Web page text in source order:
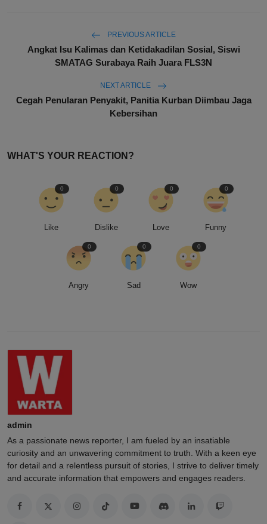
PREVIOUS ARTICLE
Angkat Isu Kalimas dan Ketidakadilan Sosial, Siswi
SMATAG Surabaya Raih Juara FLS3N
NEXT ARTICLE
Cegah Penularan Penyakit, Panitia Kurban Diimbau Jaga
Kebersihan
WHAT'S YOUR REACTION?
Like
0
Dislike
0
Love
0
Funny
0
Angry
0
Sad
0
Wow
0
admin
As a passionate news reporter, I am fueled by an insatiable
curiosity and an unwavering commitment to truth. With a keen eye
for detail and a relentless pursuit of stories, I strive to deliver timely
and accurate information that empowers and engages readers.